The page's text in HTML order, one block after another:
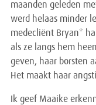
maanden geleden
werd helaas minder
medecliënt Bryan*
als ze langs hem
geven, haar borsten
Het maakt haar
Ik geef Maaike